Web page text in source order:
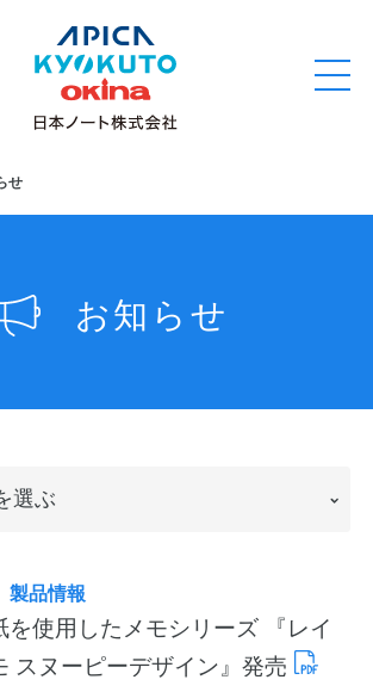
閉
ル・バインダー
ラム
主学習のすすめ
トツアー
せ
お知らせ
選ぶ
を使用したメモシリーズ 『レイ
スヌーピーデザイン』発売
製品情報